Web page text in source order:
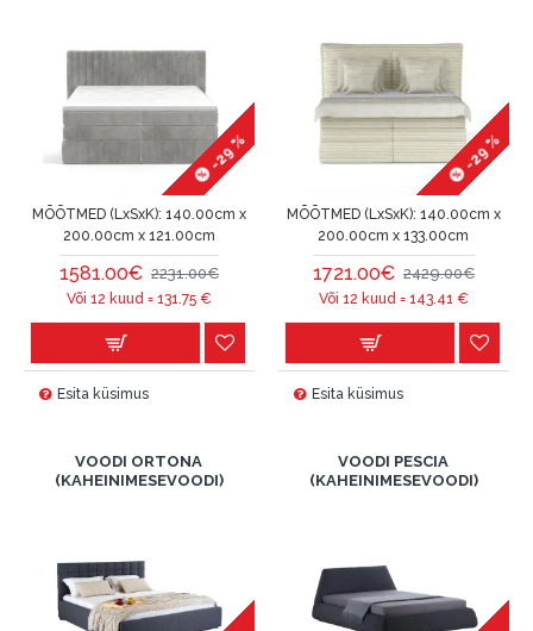
-29 %
MÕÕTMED (LxSxK): 140.00cm x
200.00cm x 121.00cm
1581.00€ 2231.00€
Või 12 kuud = 131.75€
Esita küsimus
-29 %
MÕÕTMED (LxSxK): 140.00cm x
200.00cm x 133.00cm
1721.00€ 2429.00€
Või 12 kuud = 143.41 €
Esita küsimus
VOODI ORTONA
(KAHEINIMESEVOODI)
VOODI PESCIA
(KAHEINIMESEVOODI)